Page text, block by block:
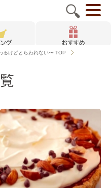
るけどとらわれない〜 TOP